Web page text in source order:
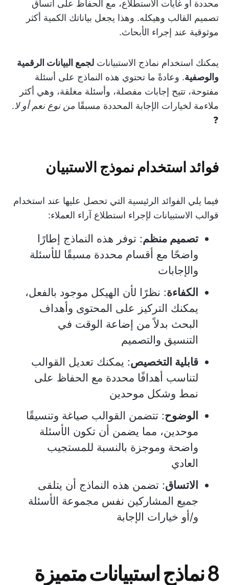
محددة أو غايات الاستطلاع، مع الحفاظ على اتساق
تصميم القالب وهيكله. وهذا يجعل بياناتك الكمية أكثر
موثوقية عند إجراء الأبحاث.
يمكنك استخدام نماذج الاستبيانات لجمع البيانات الرقمية
والوصفية. وعادةً ما تحتوي هذه النماذج على أسئلة
مفتوحة، تتيح إجابات مفصلة، وأسئلة مغلقة، وهي أكثر
ملاءمة لخيارات الإجابة المحددة مسبقًا من نوع نعم أو لا.
❓
فوائد استخدام نموذج الاستبيان
فيما يلي الفوائد الرئيسية التي تحصل عليها عند استخدام
قوالب الاستبيانات لإجراء استطلاع آراء العملاء:
تصميم منظم: توفر هذه النماذج إطارًا
واضحًا مع أقسام محددة مسبقًا للأسئلة
والإجابات
الكفاءة: نظرًا لأن الهيكل موجود بالفعل،
يمكنك التركيز على المحتوى وأهداف
البحث بدلاً من إضاعة الوقت في
التنسيق والتصميم
قابلية التخصيص: يمكنك تعديل القوالب
لتناسب أهدافًا محددة مع الحفاظ على
نمط وشكل موحدين
الوضوح: تتضمن القوالب صياغة وتنسيقًا
موحدين، مما يضمن أن تكون الأسئلة
واضحة وموجزة بالنسبة للمستجيب
العادي
الاتساق: تضمن هذه النماذج أن يتلقى
جميع المشاركين نفس مجموعة الأسئلة
و/أو خيارات الإجابة
8 نماذج استبيانات متميزة